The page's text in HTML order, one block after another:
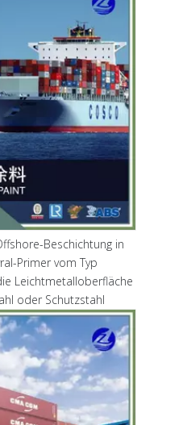
Beschichtung in
Primer vom Typ
Leichtmetalloberfläche
oder Schutzstahl